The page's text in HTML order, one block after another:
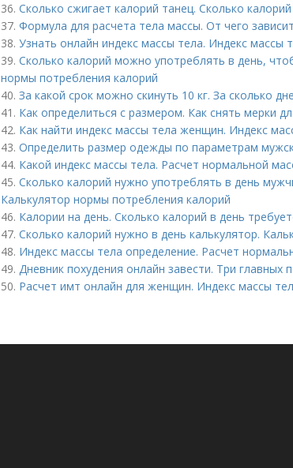
36. Сколько сжигает калорий танец. Сколько
37. Формула для расчета тела массы. От чего
38. Узнать онлайн индекс массы тела. Индекс массы
39. Сколько калорий можно употреблять в день,
нормы потребления калорий
40. За какой срок можно скинуть 10 кг. За сколько
41. Как определиться с размером. Как снять мерки
42. Как найти индекс массы тела женщин. Индекс
43. Определить размер одежды по параметрам
44. Какой индекс массы тела. Расчет нормальной
45. Сколько калорий нужно употреблять в день
Калькулятор нормы потребления калорий
46. Калории на день. Сколько калорий в день
47. Сколько калорий нужно в день калькулятор.
48. Индекс массы тела определение. Расчет
49. Дневник похудения онлайн завести. Три главных
50. Расчет имт онлайн для женщин. Индекс массы